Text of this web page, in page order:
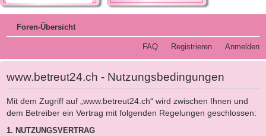
Foren-Übersicht
FAQ Registrieren Anmelden
www.betreut24.ch - Nutzungsbedingungen
Mit dem Zugriff auf „www.betreut24.ch“ wird zwischen Ihnen und
dem Betreiber ein Vertrag mit folgenden Regelungen geschlossen:
1. NUTZUNGSVERTRAG